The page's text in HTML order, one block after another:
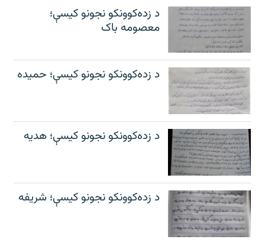
د زده‌کوونکو نجونو کیسې؛
معصومه باک
د زده‌کوونکو نجونو کیسې؛ حمیده
د زده‌کوونکو نجونو کیسې؛ هدیه
د زده‌کوونکو نجونو کیسې؛ شریفه